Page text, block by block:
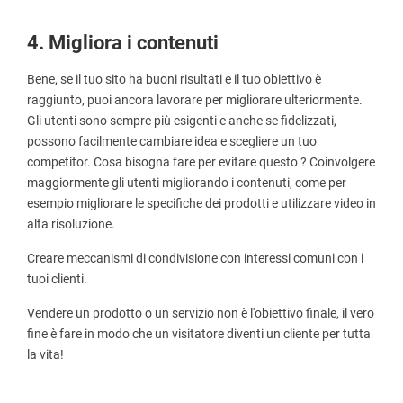
4. Migliora i contenuti
Bene, se il tuo sito ha buoni risultati e il tuo obiettivo è
raggiunto, puoi ancora lavorare per migliorare ulteriormente.
Gli utenti sono sempre più esigenti e anche se fidelizzati,
possono facilmente cambiare idea e scegliere un tuo
competitor. Cosa bisogna fare per evitare questo ? Coinvolgere
maggiormente gli utenti migliorando i contenuti, come per
esempio migliorare le specifiche dei prodotti e utilizzare video in
alta risoluzione.
Creare meccanismi di condivisione con interessi comuni con i
tuoi clienti.
Vendere un prodotto o un servizio non è l'obiettivo finale, il vero
fine è fare in modo che un visitatore diventi un cliente per tutta
la vita!